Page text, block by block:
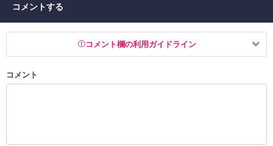
コメントする
コメント欄の利用ガイドライン
以下の書き込みを禁止とし、場合によってはコメント削除や書き込み制
コメント